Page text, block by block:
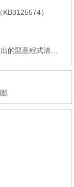
）
意程式清除工具